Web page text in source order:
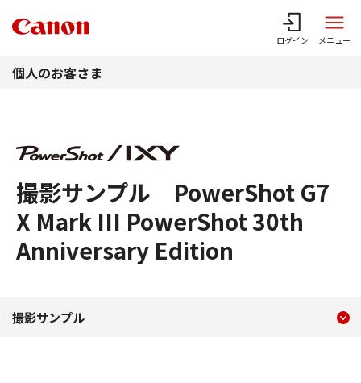
ログイン メニュー
個人のお客さま
撮影サンプル PowerShot G7
X Mark III PowerShot 30th
Anniversary Edition
撮影サンプル
撮影サンプル